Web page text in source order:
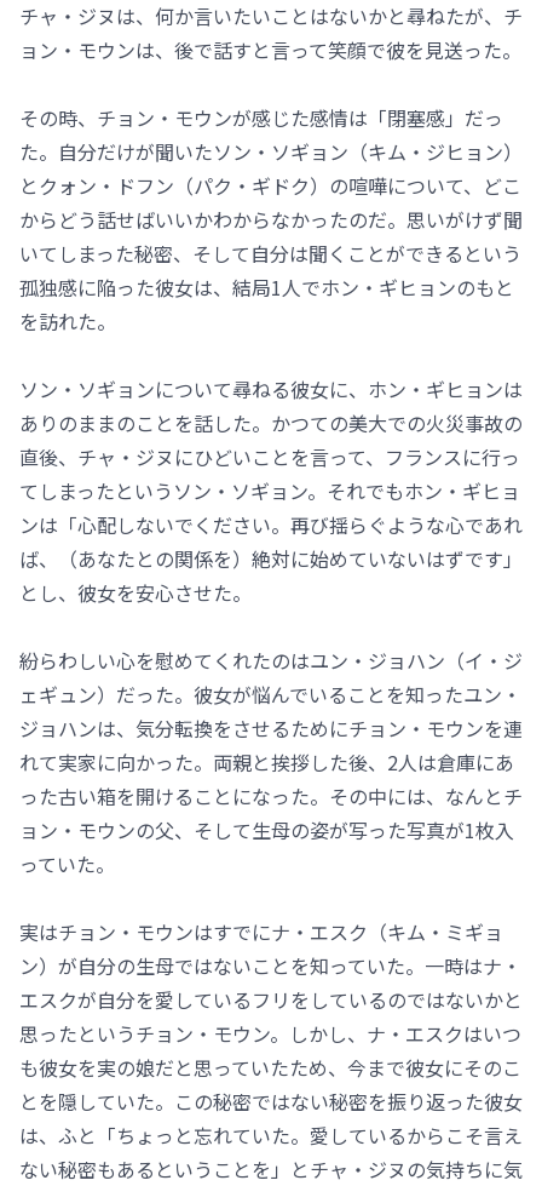
チャ・ジヌは、何か言いたいことはないかと尋ねたが、チ
ョン・モウンは、後で話すと言って笑顔で彼を見送った。
その時、チョン・モウンが感じた感情は「閉塞感」だっ
た。自分だけが聞いたソン・ソギョン（キム・ジヒョン）
とクォン・ドフン（パク・ギドク）の喧嘩について、どこ
からどう話せばいいかわからなかったのだ。思いがけず聞
いてしまった秘密、そして自分は聞くことができるという
孤独感に陥った彼女は、結局1人でホン・ギヒョンのもと
を訪れた。
ソン・ソギョンについて尋ねる彼女に、ホン・ギヒョンは
ありのままのことを話した。かつての美大での火災事故の
直後、チャ・ジヌにひどいことを言って、フランスに行っ
てしまったというソン・ソギョン。それでもホン・ギヒョ
ンは「心配しないでください。再び揺らぐような心であれ
ば、（あなたとの関係を）絶対に始めていないはずです」
とし、彼女を安心させた。
紛らわしい心を慰めてくれたのはユン・ジョハン（イ・ジ
ェギュン）だった。彼女が悩んでいることを知ったユン・
ジョハンは、気分転換をさせるためにチョン・モウンを連
れて実家に向かった。両親と挨拶した後、2人は倉庫にあ
った古い箱を開けることになった。その中には、なんとチ
ョン・モウンの父、そして生母の姿が写った写真が1枚入
っていた。
実はチョン・モウンはすでにナ・エスク（キム・ミギョ
ン）が自分の生母ではないことを知っていた。一時はナ・
エスクが自分を愛しているフリをしているのではないかと
思ったというチョン・モウン。しかし、ナ・エスクはいつ
も彼女を実の娘だと思っていたため、今まで彼女にそのこ
とを隠していた。この秘密ではない秘密を振り返った彼女
は、ふと「ちょっと忘れていた。愛しているからこそ言え
ない秘密もあるということを」とチャ・ジヌの気持ちに気